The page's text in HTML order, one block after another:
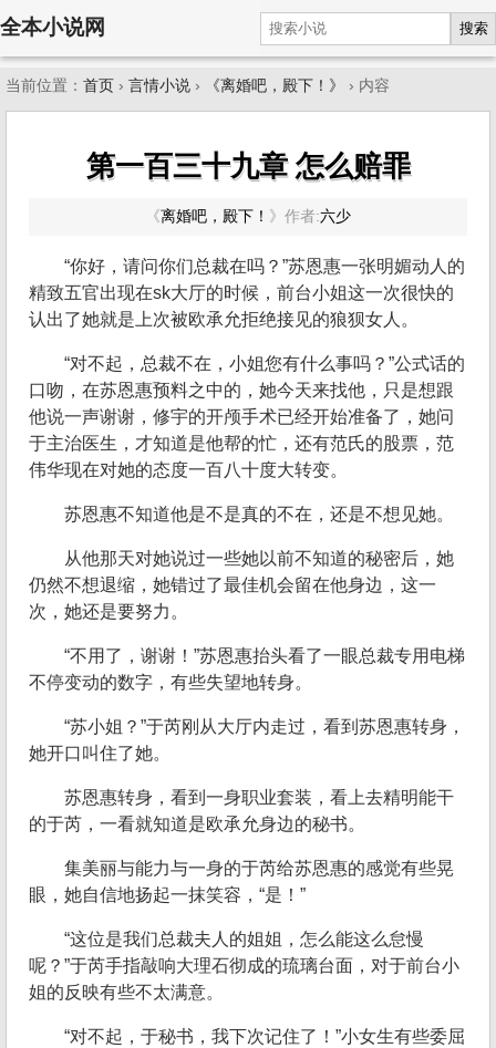
全本小说网 搜索
当前位置： 首页 › 言情小说 › 《离婚吧，殿下！》 › 内容
第一百三十九章 怎么赔罪
《离婚吧，殿下！ 》 作者:六少
“你好，请问你们总裁在吗？”苏恩惠一张明媚动人的
精致五官出现在sk大厅的时候，前台小姐这一次很快的
认出了她就是上次被欧承允拒绝接见的狼狈女人。
“对不起，总裁不在，小姐您有什么事吗？”公式话的
口吻，在苏恩惠预料之中的，她今天来找他，只是想跟
他说一声谢谢，修宇的开颅手术已经开始准备了，她问
于主治医生，才知道是他帮的忙，还有范氏的股票，范
伟华现在对她的态度一百八十度大转变。
苏恩惠不知道他是不是真的不在，还是不想见她。
从他那天对她说过一些她以前不知道的秘密后，她
仍然不想退缩，她错过了最佳机会留在他身边，这一
次，她还是要努力。
“不用了，谢谢！”苏恩惠抬头看了一眼总裁专用电梯
不停变动的数字，有些失望地转身。
“苏小姐？”于芮刚从大厅内走过，看到苏恩惠转身，
她开口叫住了她。
苏恩惠转身，看到一身职业套装，看上去精明能干
的于芮，一看就知道是欧承允身边的秘书。
集美丽与能力与一身的于芮给苏恩惠的感觉有些晃
眼，她自信地扬起一抹笑容，“是！”
“这位是我们总裁夫人的姐姐，怎么能这么怠慢
呢？”于芮手指敲响大理石彻成的琉璃台面，对于前台小
姐的反映有些不太满意。
“对不起，于秘书，我下次记住了！”小女生有些委屈